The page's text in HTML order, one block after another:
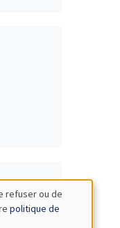
refuser ou de
politique de